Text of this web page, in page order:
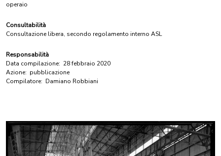
operaio
Consultabilità
Consultazione libera, secondo regolamento interno ASL
Responsabilità
Data compilazione: 28 febbraio 2020
Azione: pubblicazione
Compilatore: Damiano Robbiani